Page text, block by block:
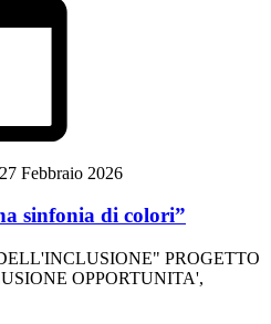
Febbraio 2026
sinfonia di colori”
PROGETTO
OPPORTUNITA',